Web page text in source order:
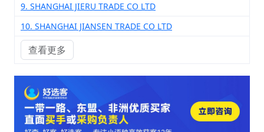
9. SHANGHAI JIERU TRADE CO LTD
10. SHANGHAI JIANSEN TRADE CO LTD
查看更多